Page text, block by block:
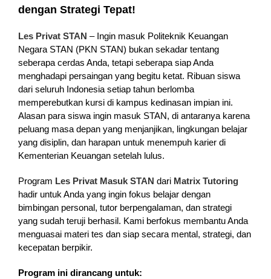
dengan Strategi Tepat!
Les Privat STAN – Ingin masuk Politeknik Keuangan
Negara STAN (PKN STAN) bukan sekadar tentang
seberapa cerdas Anda, tetapi seberapa siap Anda
menghadapi persaingan yang begitu ketat. Ribuan siswa
dari seluruh Indonesia setiap tahun berlomba
memperebutkan kursi di kampus kedinasan impian ini.
Alasan para siswa ingin masuk STAN, di antaranya karena
peluang masa depan yang menjanjikan, lingkungan belajar
yang disiplin, dan harapan untuk menempuh karier di
Kementerian Keuangan setelah lulus.
Program Les Privat Masuk STAN dari Matrix Tutoring
hadir untuk Anda yang ingin fokus belajar dengan
bimbingan personal, tutor berpengalaman, dan strategi
yang sudah teruji berhasil. Kami berfokus membantu Anda
menguasai materi tes dan siap secara mental, strategi, dan
kecepatan berpikir.
Program ini dirancang untuk: